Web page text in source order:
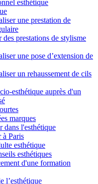
esthétique
une prestation de
des prestations de stylisme
une pose d’extension de
un rehaussement de cils
esthétique auprès d'un
marques
dans l'esthétique
à Paris
esthétique
esthétiques
d'une formation
l’esthétique